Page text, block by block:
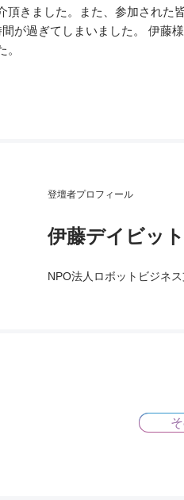
頂きました。また、参加され
が過ぎてしまいました。 伊藤
登壇者プロフィール
伊藤デイビッ
NPO法人ロボットビジネ